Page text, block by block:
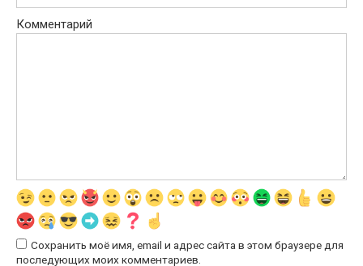
Комментарий
Сохранить моё имя, email и адрес сайта в этом браузере для
последующих моих комментариев.